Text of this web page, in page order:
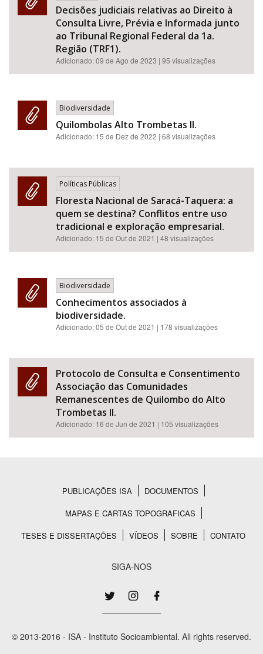
Decisões judiciais relativas ao Direito à
Consulta Livre, Prévia e Informada junto
ao Tribunal Regional Federal da 1a.
Região (TRF1).
Adicionado:09 de Ago de 2023 | 95 visualizações
Biodiversidade
Quilombolas Alto Trombetas II.
Adicionado: 15 de Dez de 2022 | 68 visualizações
Políticas Públicas
Floresta Nacional de Saracá-Taquera: a
quem se destina? Conflitos entre uso
tradicional e exploração empresarial.
Adicionado: 15 de Out de 2021 | 48 visualizações
Biodiversidade
Conhecimentos associados à
biodiversidade.
Adicionado:05 de Out de 2021 | 178 visualizações
Protocolo de Consulta e Consentimento
Associação das Comunidades
Remanescentes de Quilombo do Alto
Trombetas II.
Adicionado: 16 de Jun de 2021 | 105 visualizações
Rodapé
PUBLICAÇÕES ISA
DOCUMENTOS
MAPAS E CARTAS TOPOGRAFICAS
TESES E DISSERTAÇÕES
VÍDEOS SOBRE CONTATO
SIGA-NOS
© 2013-2016 - ISA - Instituto Socioambiental. All rights reserved.